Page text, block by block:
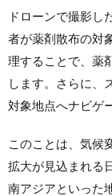
ドローンで撮影し
者が薬剤散布の対
理することで、薬
します。さらに、
対象地点へナビゲ
このことは、気候
拡大が見込まれる
南アジアといった